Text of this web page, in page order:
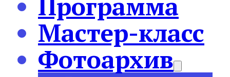
Мастер-класс
Фотоархив